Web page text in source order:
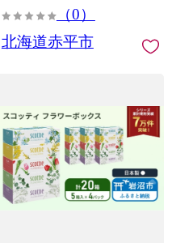
（0）
北海道赤平市